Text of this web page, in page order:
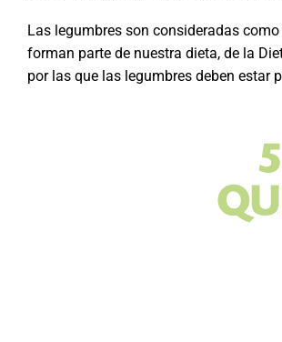
Las legumbres son consideradas
forman parte de nuestra dieta, de la
por las que las legumbres deben estar